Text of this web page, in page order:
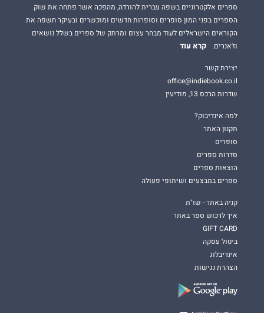
ספרים אלקטרוניים בשפה עברית להורדה, מהפכה אשר פתחה את שוק
הספרים בפני המון סופרים וסופרות חדשים ומוכשרים ובעיקר חשפה את
הקוראים הישראלים לעוד מבחר עצום ומרתק של ספרים בשלל נושאים
וז'אנרים.
קרא עוד
יצירת קשר
office@indiebook.co.il
שדרות הרכס 13, מודיעין
למה אינדיבוק?
תקנון האתר
סופרים
סדרות ספרים
הוצאות ספרים
ספרים במבצעים ושיתופי פעולה
קניה באתר - שו"ת
איך לרכוש ספר באתר
GIFT CARD
ביטול עסקה
אינדיבלוג
הצהרת נגישות